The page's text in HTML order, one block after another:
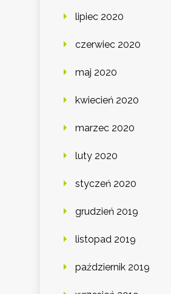
lipiec 2020
czerwiec 2020
maj 2020
kwiecień 2020
marzec 2020
luty 2020
styczeń 2020
grudzień 2019
listopad 2019
październik 2019